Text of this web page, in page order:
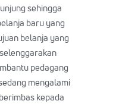
sehingga
baru yang
belanja yang
pedagang
mengalami
kepada